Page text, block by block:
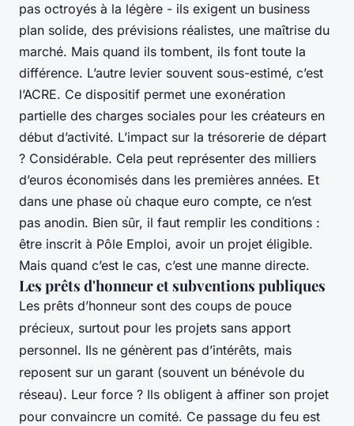
pas octroyés à la légère - ils exigent un business
plan solide, des prévisions réalistes, une maîtrise du
marché. Mais quand ils tombent, ils font toute la
différence. L’autre levier souvent sous-estimé, c’est
l’ACRE. Ce dispositif permet une exonération
partielle des charges sociales pour les créateurs en
début d’activité. L’impact sur la trésorerie de départ
? Considérable. Cela peut représenter des milliers
d’euros économisés dans les premières années. Et
dans une phase où chaque euro compte, ce n’est
pas anodin. Bien sûr, il faut remplir les conditions :
être inscrit à Pôle Emploi, avoir un projet éligible.
Mais quand c’est le cas, c’est une manne directe.
Les prêts d'honneur et subventions publiques
Les prêts d’honneur sont des coups de pouce
précieux, surtout pour les projets sans apport
personnel. Ils ne génèrent pas d’intérêts, mais
reposent sur un garant (souvent un bénévole du
réseau). Leur force ? Ils obligent à affiner son projet
pour convaincre un comité. Ce passage du feu est